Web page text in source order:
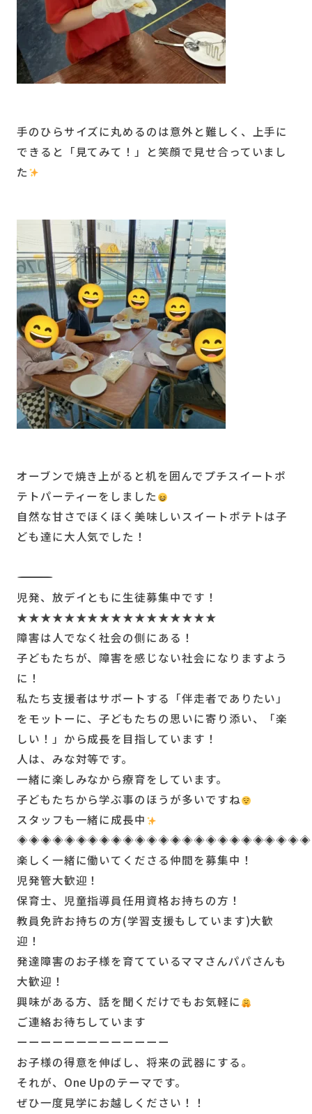
手のひらサイズに丸めるのは意外と難しく、上手に
できると「見てみて！」と笑顔で見せ合っていまし
た
オーブンで焼き上がると机を囲んでプチスイートポ
テトパーティーをしました
自然な甘さでほくほく美味しいスイートポテトは子
ども達に大人気でした！
――――――――――――――――――――――――――
児発、放デイともに生徒募集中です！
★★★★★★★★★★★★★★★★★
障害は人でなく社会の側にある！
子どもたちが、障害を感じない社会になりますよう
に！
私たち支援者はサポートする「伴走者でありたい」
をモットーに、子どもたちの思いに寄り添い、「楽
しい！」から成長を目指しています！
人は、みな対等です。
一緒に楽しみなから療育をしています。
子どもたちから学ぶ事のほうが多いですね
スタッフも一緒に成長中
◈◈◈◈◈◈◈◈◈◈◈◈◈◈◈◈◈◈◈◈◈◈◈◈◈
楽しく一緒に働いてくださる仲間を募集中！
児発管大歓迎！
保育士、児童指導員任用資格お持ちの方！
教員免許お持ちの方(学習支援もしています)大歓
迎！
発達障害のお子様を育てているママさんパパさんも
大歓迎！
興味がある方、話を聞くだけでもお気軽に
ご連絡お待ちしています
ーーーーーーーーーーーーー
お子様の得意を伸ばし、将来の武器にする。
それが、One Upのテーマです。
ぜひ一度見学にお越しください！！